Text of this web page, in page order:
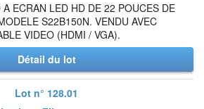
ECRAN LED HD DE 22 POUCES DE
S22B150N. VENDU AVEC
VIDEO (HDMI / VGA).
Détail du lot
Lot n° 128.01